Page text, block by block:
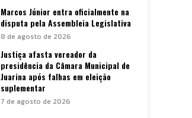
Marcos Júnior entra oficialmente na
disputa pela Assembleia Legislativa
8 de agosto de 2026
Justiça afasta vereador da
presidência da Câmara Municipal de
Juarina após falhas em eleição
suplementar
7 de agosto de 2026